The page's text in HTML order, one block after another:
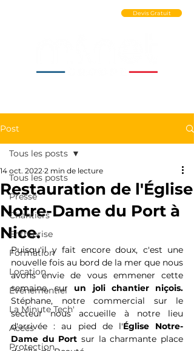
Devis Gratuit
Post
Tous les posts
Presse
Chantiers
Entreprise
Formation
Location
Événementiel
La Minute Tech'
Acces
Protection
Tous les posts
Restauration de l'Église
Notre-Dame du Port à
Nice.
14 oct. 2022 2 min de lecture
Puisqu'il y fait encore doux, c'est une
nouvelle fois au bord de la mer que nous
avons envie de vous emmener cette
semaine, sur un joli chantier niçois.
Stéphane, notre commercial sur le
secteur nous accueille à notre lieu
d'arrivée : au pied de l'Église Notre-
Dame du Port sur la charmante place